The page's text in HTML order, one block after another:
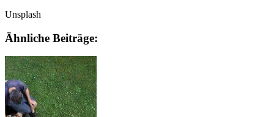
Unsplash
Ähnliche Beiträge: